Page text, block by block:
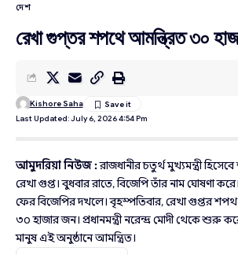
দেশ
রেখা গুপ্তর শপথে আমন্ত্রিত ৩০
Last Updated: July 6, 2026 4:54 Pm
Kishore Saha
আমুদরিয়া নিউজ :রাজধানীর চতুর্থ মুখ্যমন্ত্রী
রেখা গুপ্ত। বুধবার রাতে, বিজেপি তাঁর নাম ঘোষণা
ফের বিজেপির দখলে। বৃহস্পতিবার, রেখা গুপ্তর শপথ
৩০ হাজার জন। প্রধানমন্ত্রী নরেন্দ্র মোদী থেকে শুরু
মানুষ এই অনুষ্ঠানে আমন্ত্রিত।